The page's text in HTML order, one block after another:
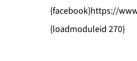
{facebook}https://
{loadmoduleid 270}